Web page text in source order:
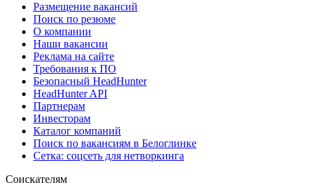
Размещение вакансий
Поиск по резюме
О компании
Наши вакансии
Реклама на сайте
Требования к ПО
Безопасный HeadHunter
HeadHunter API
Партнерам
Инвесторам
Каталог компаний
Поиск по вакансиям в Белоглинке
Сетка: соцсеть для нетворкинга
Соискателям